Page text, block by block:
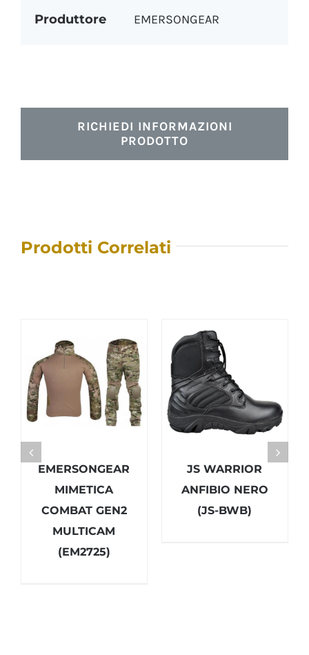
Produttore EMERSONGEAR
RICHIEDI INFORMAZIONI
PRODOTTO
Prodotti Correlati
EMERSONGEAR
MIMETICA
COMBAT GEN2
MULTICAM
(EM2725)
JS WARRIOR
ANFIBIO NERO
(JS-BWB)